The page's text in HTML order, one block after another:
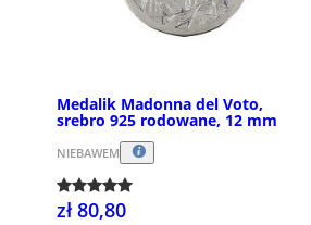
Medalik Madonna del Voto,
srebro 925 rodowane, 12 mm
NIEBAWEM
zł 80,80